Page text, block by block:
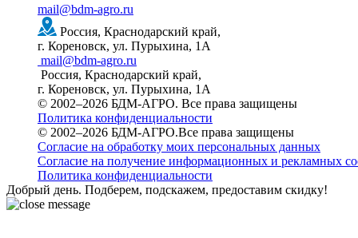
mail@bdm-agro.ru
Россия, Краснодарский край,
г. Кореновск, ул. Пурыхина, 1А
mail@bdm-agro.ru
Россия, Краснодарский край,
г. Кореновск, ул. Пурыхина, 1А
© 2002–2026 БДМ-АГРО. Все права защищены
Политика конфиденциальности
© 2002–2026 БДМ-АГРО.Все права защищены
Согласие на обработку моих персональных данных
Согласие на получение информационных и рекламных
Политика конфиденциальности
Добрый день. Подберем, подскажем, предоставим скидку!